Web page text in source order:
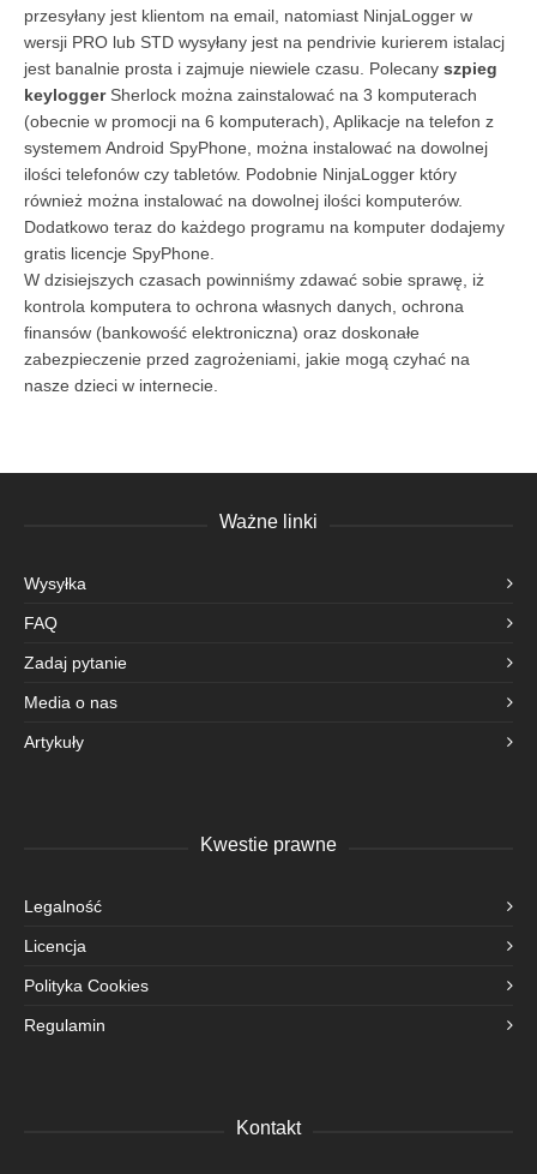
przesyłany jest klientom na email, natomiast NinjaLogger w
wersji PRO lub STD wysyłany jest na pendrivie kurierem istalacj
jest banalnie prosta i zajmuje niewiele czasu. Polecany szpieg
keylogger Sherlock można zainstalować na 3 komputerach
(obecnie w promocji na 6 komputerach), Aplikacje na telefon z
systemem Android SpyPhone, można instalować na dowolnej
ilości telefonów czy tabletów. Podobnie NinjaLogger który
również można instalować na dowolnej ilości komputerów.
Dodatkowo teraz do każdego programu na komputer dodajemy
gratis licencje SpyPhone.
W dzisiejszych czasach powinniśmy zdawać sobie sprawę, iż
kontrola komputera to ochrona własnych danych, ochrona
finansów (bankowość elektroniczna) oraz doskonałe
zabezpieczenie przed zagrożeniami, jakie mogą czyhać na
nasze dzieci w internecie.
Ważne linki
Wysyłka
FAQ
Zadaj pytanie
Media o nas
Artykuły
Kwestie prawne
Legalność
Licencja
Polityka Cookies
Regulamin
Kontakt